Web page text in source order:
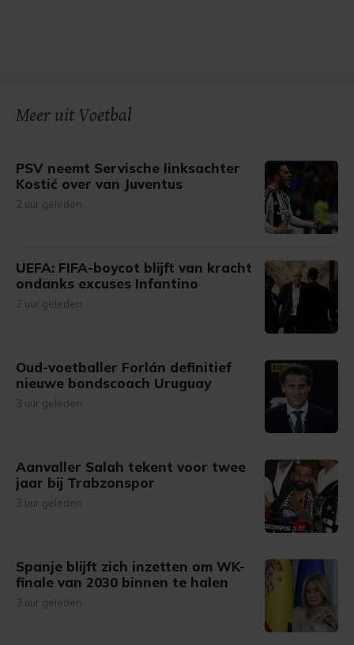
Meer uit Voetbal
PSV neemt Servische linksachter
Kostić over van Juventus
2 uur geleden
UEFA: FIFA-boycot blijft van kracht
ondanks excuses Infantino
2 uur geleden
Oud-voetballer Forlán definitief
nieuwe bondscoach Uruguay
3 uur geleden
Aanvaller Salah tekent voor twee
jaar bij Trabzonspor
3 uur geleden
Spanje blijft zich inzetten om WK-
finale van 2030 binnen te halen
3 uur geleden